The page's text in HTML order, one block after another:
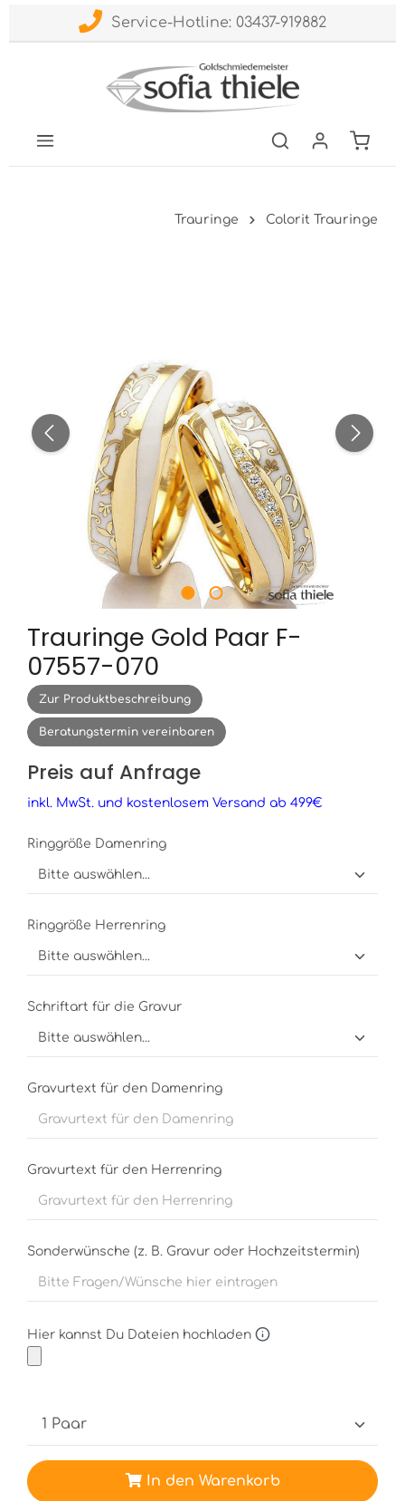
Service-Hotline: 03437-919882
Trauringe Colorit Trauringe
Trauringe Gold Paar F-
07557-070
Zur Produktbeschreibung
Beratungstermin vereinbaren
Preis auf Anfrage
inkl. MwSt. und kostenlosem Versand ab 499€
Ringgröße Damenring
Ringgröße Herrenring
Schriftart für die Gravur
Gravurtext für den Damenring
Gravurtext für den Herrenring
Sonderwünsche (z. B. Gravur oder Hochzeitstermin)
Hier kannst Du Dateien hochladen
In den Warenkorb